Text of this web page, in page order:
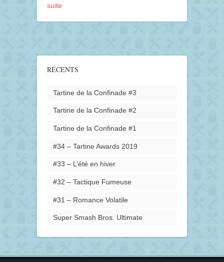
suite
RÉCENTS
Tartine de la Confinade #3
Tartine de la Confinade #2
Tartine de la Confinade #1
#34 – Tartine Awards 2019
#33 – L’été en hiver
#32 – Tactique Fumeuse
#31 – Romance Volatile
Super Smash Bros. Ultimate